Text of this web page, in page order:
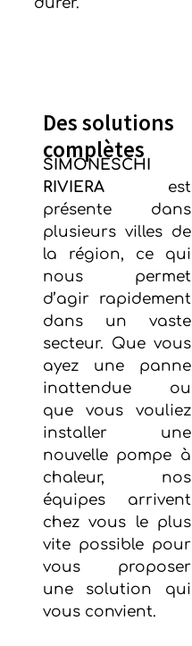
durer.
Des solutions
complètes
SIMONESCHI
RIVIERA
est
présente dans
plusieurs villes de
la région, ce qui
nous permet
d’agir rapidement
dans un vaste
secteur. Que vous
ayez une panne
inattendue ou
que vous vouliez
installer une
nouvelle pompe à
chaleur, nos
équipes arrivent
chez vous le plus
vite possible pour
vous proposer
une solution qui
vous convient.